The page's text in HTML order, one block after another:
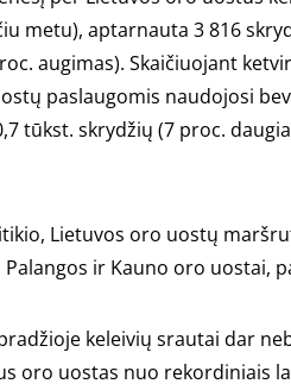
metu), aptarnauta 3 816
augimas). Skaičiuojant
paslaugomis naudojosi
tūkst. skrydžių (7 proc.
Lietuvos oro uostų
ir Kauno oro uostai,
keleivių srautai dar
oro uostas nuo rekordiniais